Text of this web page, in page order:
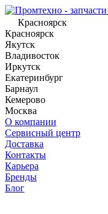
Красноярск
Красноярск
Якутск
Владивосток
Иркутск
Екатеринбург
Барнаул
Кемерово
Москва
О компании
Сервисный центр
Доставка
Контакты
Карьера
Бренды
Блог